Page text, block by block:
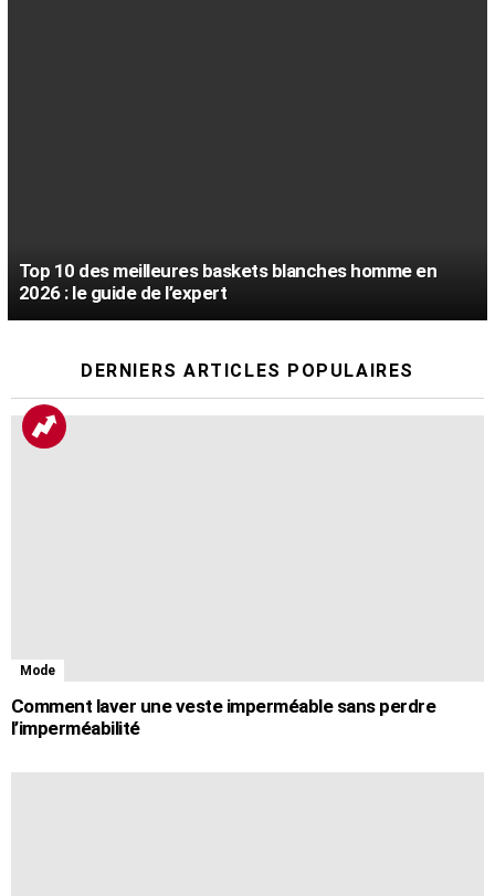
Top 10 des meilleures baskets blanches homme en
2026 : le guide de l’expert
DERNIERS ARTICLES POPULAIRES
Mode
Comment laver une veste imperméable sans perdre
l’imperméabilité